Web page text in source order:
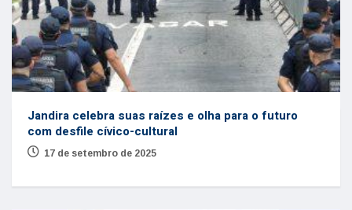
Jandira celebra suas raízes e olha para o futuro
com desfile cívico-cultural
17 de setembro de 2025